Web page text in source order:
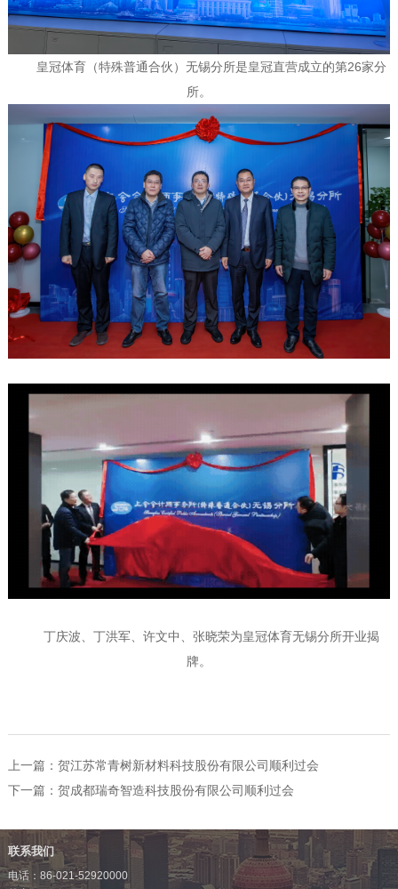
皇冠体育（特殊普通合伙）无锡分所是皇冠直营成立的第26家分
所。
丁庆波、丁洪军、许文中、张晓荣为皇冠体育无锡分所开业揭
牌。
上一篇： 贺江苏常青树新材料科技股份有限公司顺利过会
下一篇： 贺成都瑞奇智造科技股份有限公司顺利过会
联系我们
电话：86-021-52920000